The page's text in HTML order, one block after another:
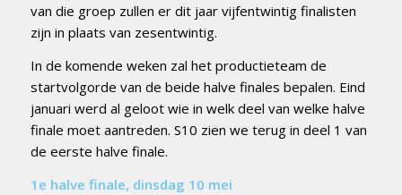
van die groep zullen er dit jaar vijfentwintig finalisten
zijn in plaats van zesentwintig.
In de komende weken zal het productieteam de
startvolgorde van de beide halve finales bepalen. Eind
januari werd al geloot wie in welk deel van welke halve
finale moet aantreden. S10 zien we terug in deel 1 van
de eerste halve finale.
1e halve finale, dinsdag 10 mei